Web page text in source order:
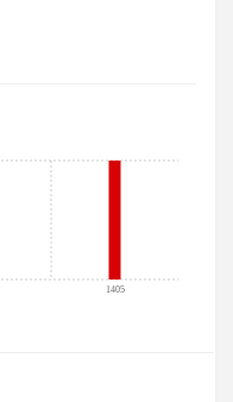
1405